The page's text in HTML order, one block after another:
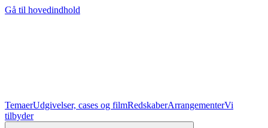
Gå til hovedindhold
TemaerUdgivelser, cases og filmRedskaberArrangementerVi
tilbyder